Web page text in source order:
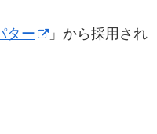
ター
」から採用され